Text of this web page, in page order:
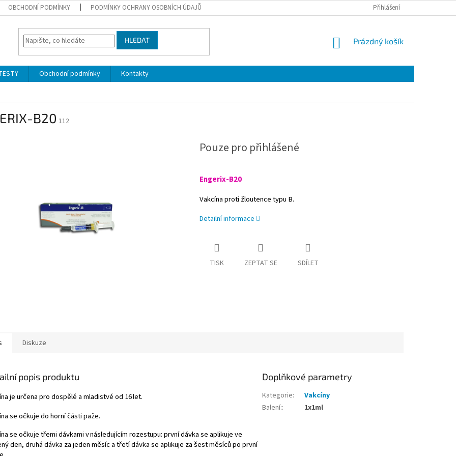
OBCHODNÍ PODMÍNKY PODMÍNKY OCHRANY OSOBNÍCH ÚDAJŮ Přihlášení
HLEDAT
NÁKUPNÍ
Prázdný košík
Obchodní podmínky
Kontakty
B20 112
Pouze pro přihlášené
Engerix-B20
Vakcína proti žloutence typu B.
Detailní informace
TISK ZEPTAT SE SDÍLET
Diskuze
popis produktu
je určena pro dospělé a mladistvé od 16 let.
se očkuje do horní části paže.
se očkuje třemi dávkami v následujícím rozestupu: první dávka se aplikuje ve
den, druhá dávka za jeden měsíc a třetí dávka se aplikuje za šest měsíců po první
Doplňkové parametry
Kategorie:
Vakcíny
Balení:: 1x1ml